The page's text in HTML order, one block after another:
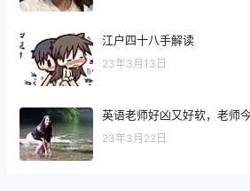
江户四十八手解读
23年3月13日
英语老师好凶又好软，老师
23年3月22日